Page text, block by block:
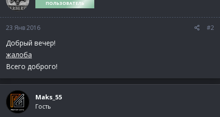
ПОЛЬЗОВАТЕЛЬ
23 Янв 2016 #2
Добрый вечер!
жалоба
Всего доброго!
Maks_55
Гость